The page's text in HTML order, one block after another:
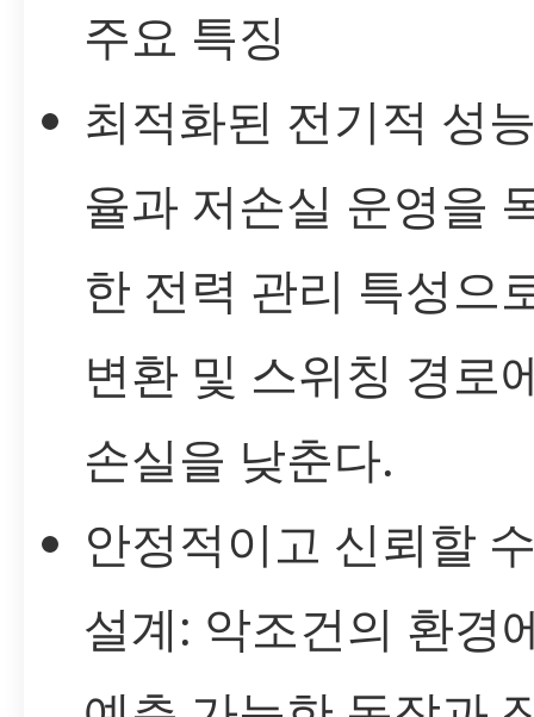
주요 특징
최적화된 전기적 성
율과 저손실 운영을
한 전력 관리 특성으
변환 및 스위칭 경로
손실을 낮춘다.
안정적이고 신뢰할
설계: 악조건의 환경